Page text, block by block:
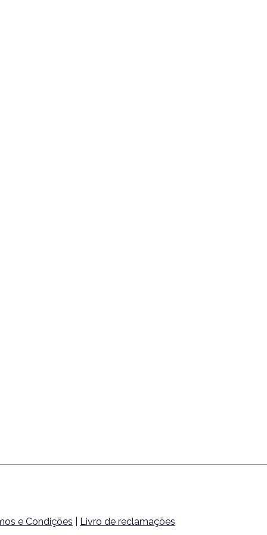
e Condições
Livro de reclamações